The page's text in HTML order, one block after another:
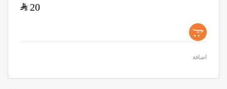
20
$
+
اضافة